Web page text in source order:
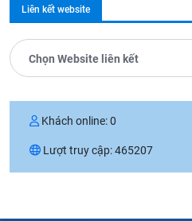
Liên kết website
Chọn Website liên kết
Khách online:0
Lượt truy cập:465207